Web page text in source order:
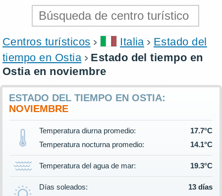
Centros turísticos Italia
Estado del
tiempo en Ostia
Estado del tiempo en
Ostia en noviembre
ESTADO DEL TIEMPO EN OSTIA:
NOVIEMBRE
Temperatura diurna promedio:
17.7°C
Temperatura nocturna promedio:
14.1°C
Temperatura del agua de mar: 19.3°C
Días soleados:
13 días